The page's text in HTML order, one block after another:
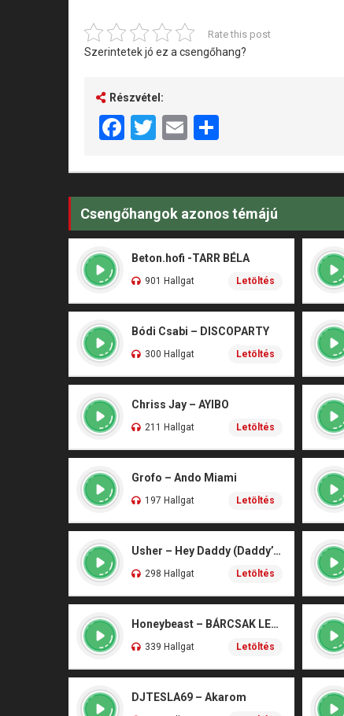
Rate this post
Szerintetek jó ez a csengőhang?
Részvétel:
Facebook
Twitter
Email
Csengőhangok azonos témájú
Beton.hofi -TARR BÉLA
901 Hallgat Letöltés
Bódi Csabi – DISCOPARTY
300 Hallgat Letöltés
Chriss Jay – AYIBO
211 Hallgat Letöltés
Grofo – Ando Miami
197 Hallgat Letöltés
Usher – Hey Daddy (Daddy’s Home)
298 Hallgat Letöltés
Honeybeast – BÁRCSAK LENNÉK
339 Hallgat Letöltés
DJTESLA69 – Akarom